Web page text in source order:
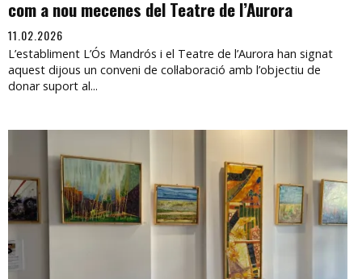
com a nou mecenes del Teatre de l’Aurora
11.02.2026
L’establiment L’Ós Mandrós i el Teatre de l’Aurora han signat
aquest dijous un conveni de col·laboració amb l’objectiu de
donar suport al...